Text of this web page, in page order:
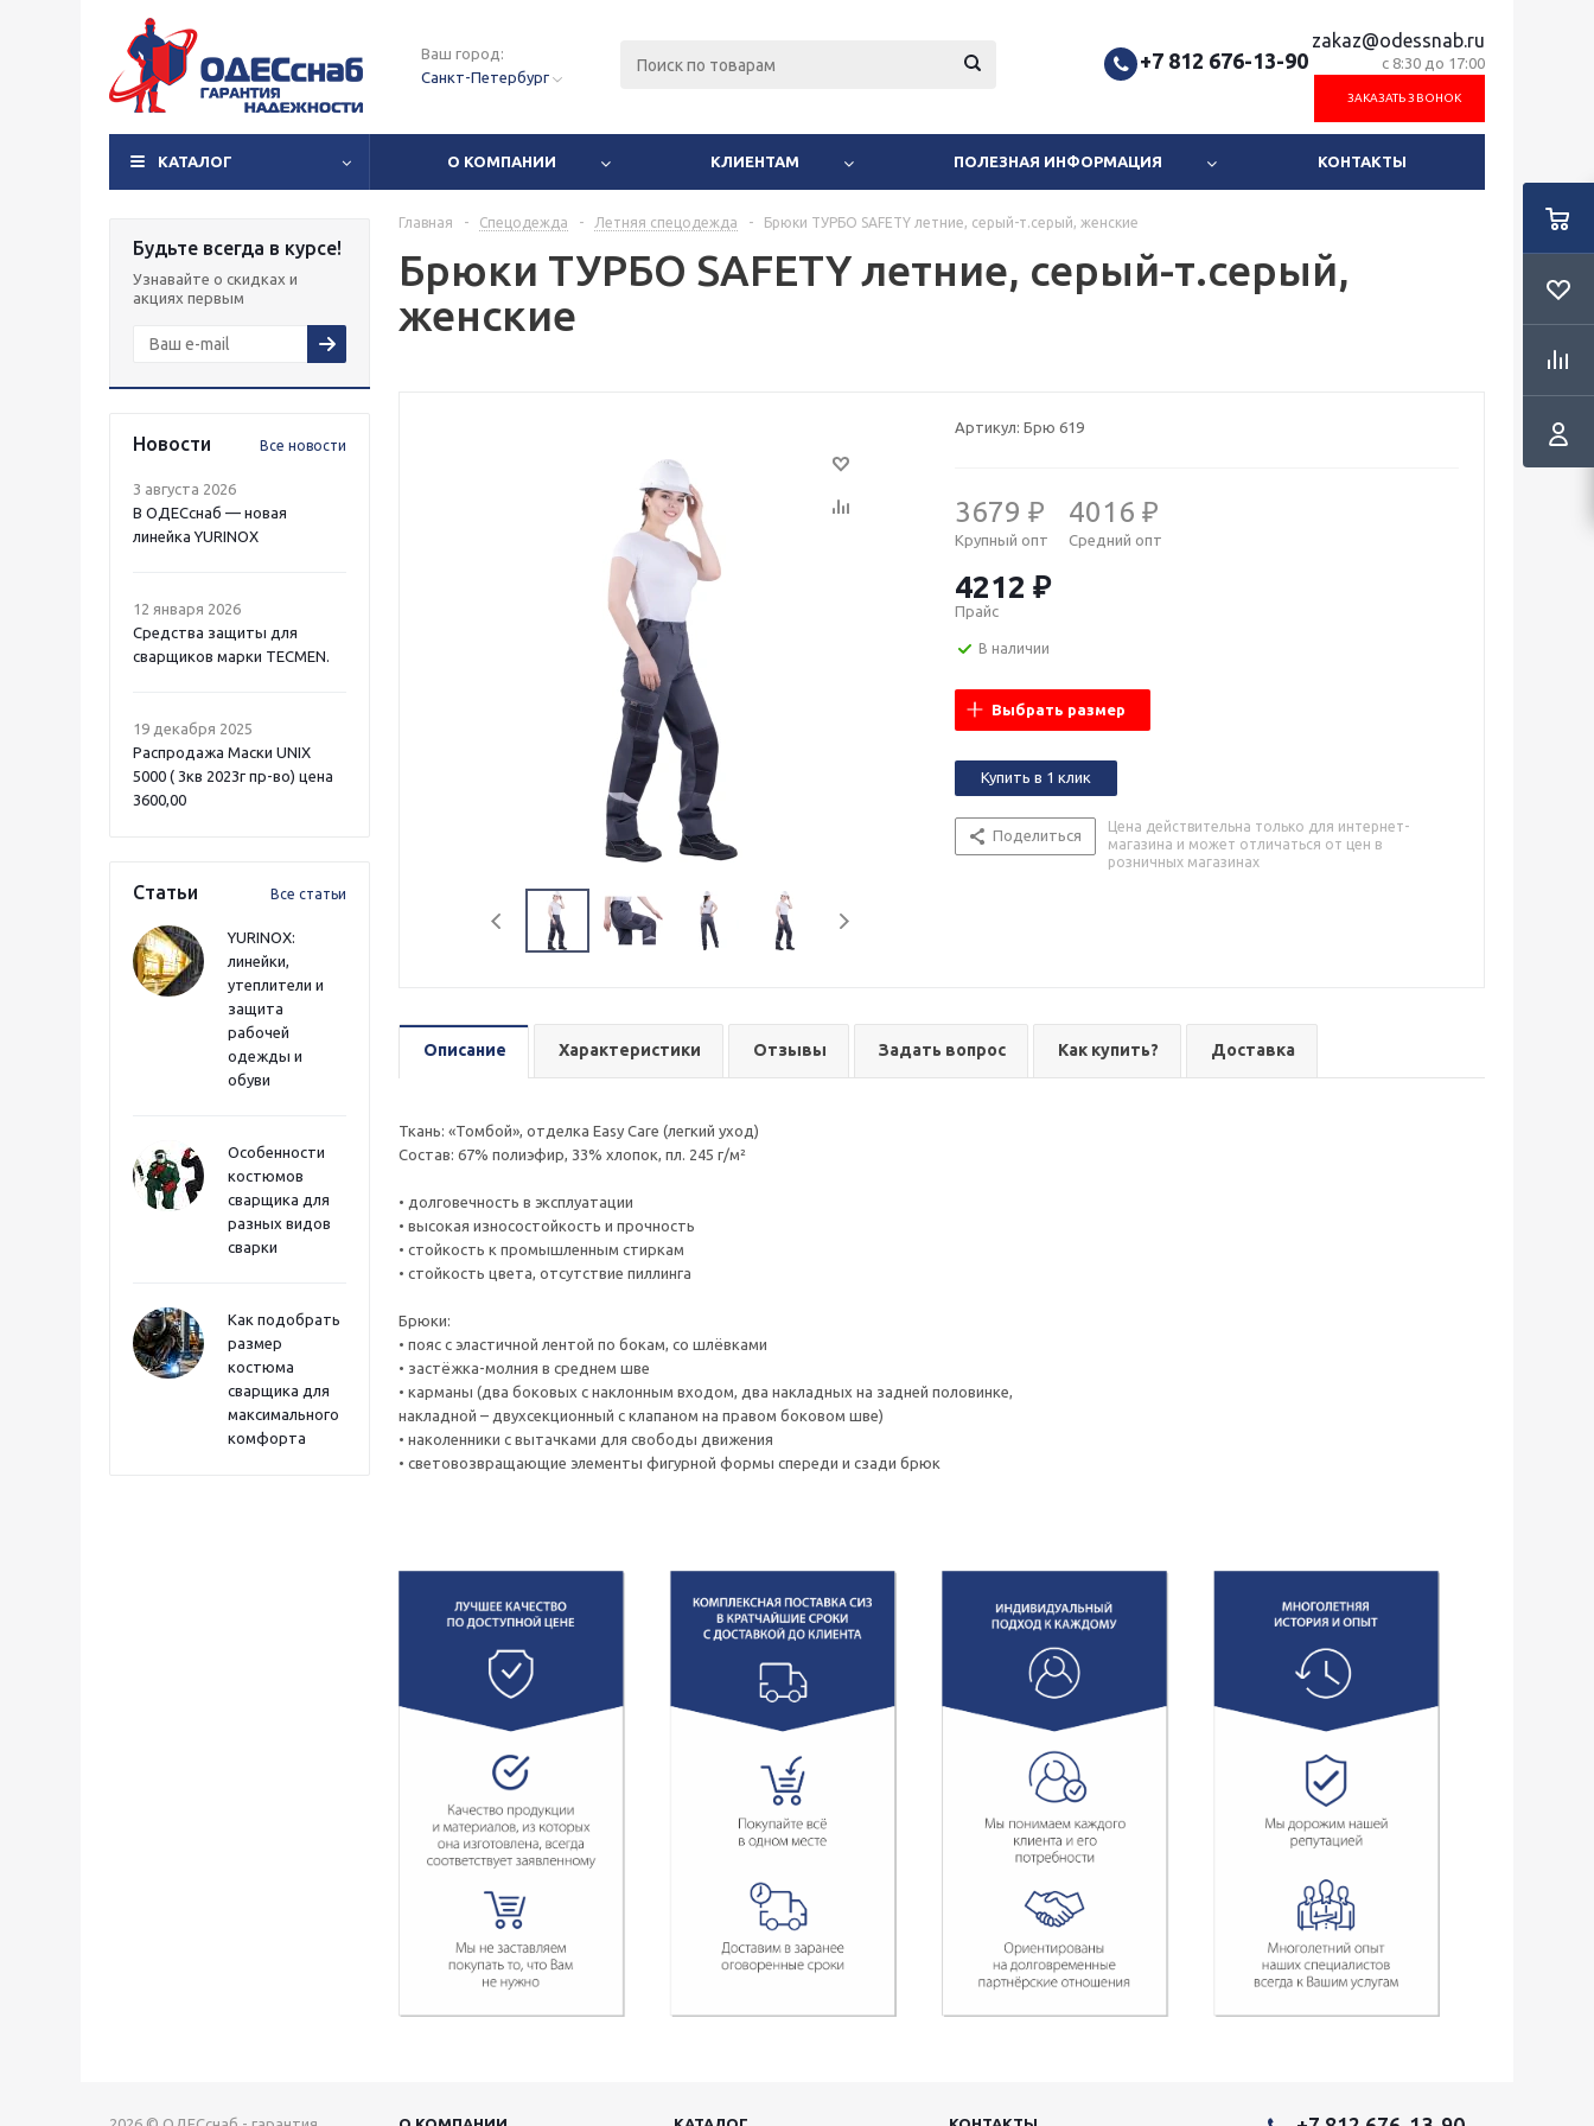
Ваш город:
Санкт-Петербург
+7 812 676-13-90
zakaz@odessnab.ru
с 8:30 до 17:00
ЗАКАЗАТЬ ЗВОНОК
КАТАЛОГ О КОМПАНИИ КЛИЕНТАМ ПОЛЕЗНАЯ ИНФОРМАЦИЯ КОНТАКТЫ
Будьте всегда в курсе!
Узнавайте о скидках и
акциях первым
Новости Все новости
3 августа 2026
В ОДЕСснаб — новая
линейка YURINOX
12 января 2026
Средства защиты для
сварщиков марки TECMEN.
19 декабря 2025
Распродажа Маски UNIX
5000 ( 3кв 2023г пр-во) цена
3600,00
Статьи Все статьи
YURINOX:
линейки,
утеплители и
защита
рабочей
одежды и
обуви
Особенности
костюмов
сварщика для
разных видов
сварки
Как подобрать
размер
костюма
сварщика для
максимального
комфорта
Главная - Спецодежда - Летняя спецодежда - Брюки ТУРБО SAFETY летние, серый-т.серый, женские
Брюки ТУРБО SAFETY летние, серый-т.серый,
женские
Артикул: Брю 619
3679 ₽
Крупный опт
4016 ₽
Средний опт
4212 ₽
Прайс
В наличии
Выбрать размер
Купить в 1 клик
Поделиться
Цена действительна только для интернет-
магазина и может отличаться от цен в
розничных магазинах
Описание Характеристики Отзывы Задать вопрос Как купить? Доставка
Ткань: «Томбой», отделка Easy Care (легкий уход)
Состав: 67% полиэфир, 33% хлопок, пл. 245 г/м²
• долговечность в эксплуатации
• высокая износостойкость и прочность
• стойкость к промышленным стиркам
• стойкость цвета, отсутствие пиллинга
Брюки:
• пояс с эластичной лентой по бокам, со шлёвками
• застёжка-молния в среднем шве
• карманы (два боковых с наклонным входом, два накладных на задней половинке,
накладной – двухсекционный с клапаном на правом боковом шве)
• наколенники с вытачками для свободы движения
• световозвращающие элементы фигурной формы спереди и сзади брюк